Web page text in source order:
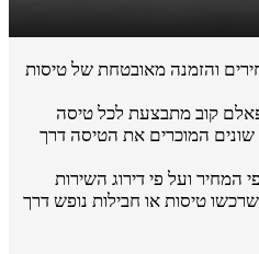
והזמנה מאובטחת של טיסות
קוב מתבצעת לכל טיסה
שונים המוכרים את הטיסה דרך
המחיר ועל פי דירוג השירות
טיסות או חבילות נופש דרך